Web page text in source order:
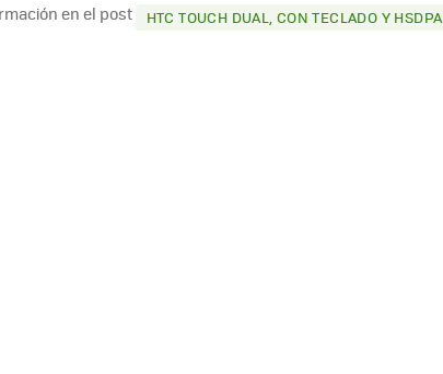
en el post HTC TOUCH DUAL, CON TECLADO Y HSDPA